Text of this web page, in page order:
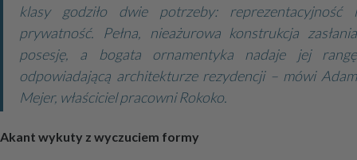
klasy godziło dwie potrzeby: reprezentacyjność i
prywatność. Pełna, nieażurowa konstrukcja zasłania
posesję, a bogata ornamentyka nadaje jej rangę
odpowiadającą architekturze rezydencji – mówi Adam
Mejer, właściciel pracowni Rokoko.
Akant wykuty z wyczuciem formy